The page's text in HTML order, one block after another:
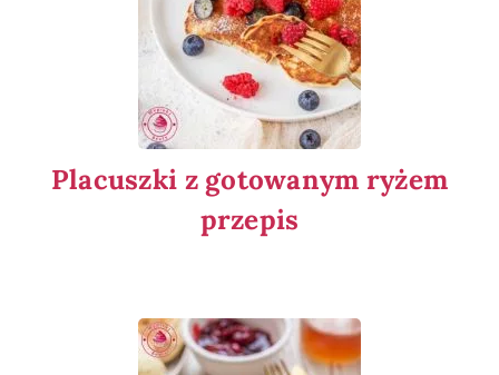
Placuszki z gotowanym ryżem
przepis